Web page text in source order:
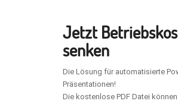
Jetzt
senken
Die Lösung für automatisierte
Präsentationen!
Die kostenlose PDF Datei